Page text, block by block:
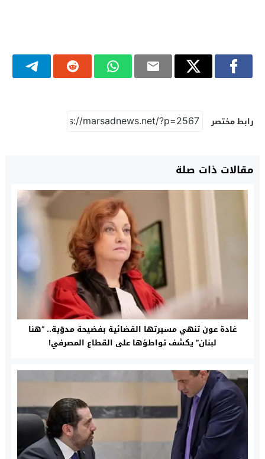
رابط مختصر
مقالات ذات صلة
غادة عون تنهي مسيرتها القضائية بفضيحة مدوّية.. “هنا
لبنان” يكشف تواطؤها على القطاع المصرفي!